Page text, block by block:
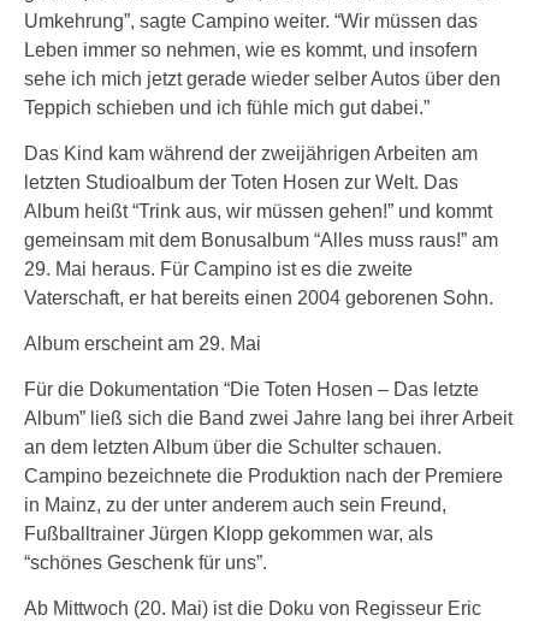
Umkehrung”, sagte Campino weiter. “Wir müssen das
Leben immer so nehmen, wie es kommt, und insofern
sehe ich mich jetzt gerade wieder selber Autos über den
Teppich schieben und ich fühle mich gut dabei.”
Das Kind kam während der zweijährigen Arbeiten am
letzten Studioalbum der Toten Hosen zur Welt. Das
Album heißt “Trink aus, wir müssen gehen!” und kommt
gemeinsam mit dem Bonusalbum “Alles muss raus!” am
29. Mai heraus. Für Campino ist es die zweite
Vaterschaft, er hat bereits einen 2004 geborenen Sohn.
Album erscheint am 29. Mai
Für die Dokumentation “Die Toten Hosen – Das letzte
Album” ließ sich die Band zwei Jahre lang bei ihrer Arbeit
an dem letzten Album über die Schulter schauen.
Campino bezeichnete die Produktion nach der Premiere
in Mainz, zu der unter anderem auch sein Freund,
Fußballtrainer Jürgen Klopp gekommen war, als
“schönes Geschenk für uns”.
Ab Mittwoch (20. Mai) ist die Doku von Regisseur Eric